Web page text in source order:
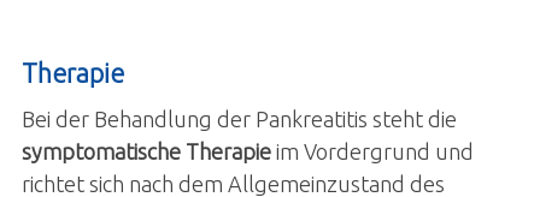
Therapie
Bei der Behandlung der Pankreatitis steht die
symptomatische Therapie im Vordergrund und
richtet sich nach dem Allgemeinzustand des